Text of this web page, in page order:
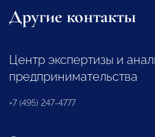
Другие контакты
Центр экспертизы и
предпринимательства
+7 (495) 247-4777